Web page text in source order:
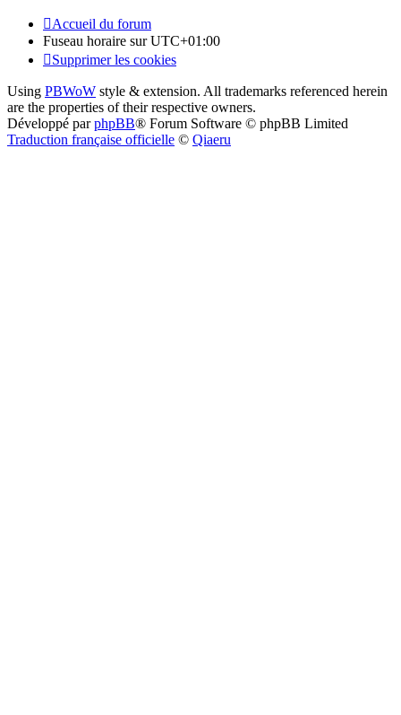
Accueil du forum
Fuseau horaire surUTC+01:00
Supprimer les cookies
Using PBWoW style & extension. All trademarks referenced herein
are the properties of their respective owners.
Développé parphpBB® Forum Software © phpBB Limited
Traduction française officielle © Qiaeru